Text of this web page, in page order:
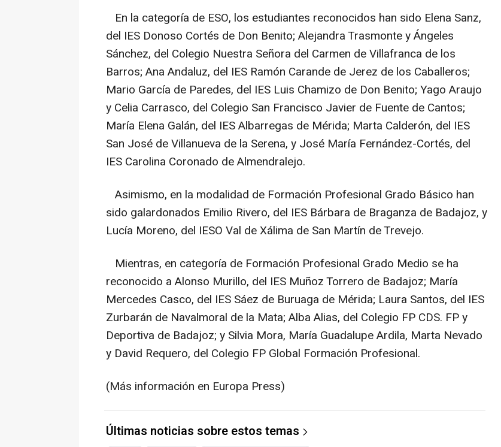
En la categoría de ESO, los estudiantes reconocidos han sido Elena Sanz,
del IES Donoso Cortés de Don Benito; Alejandra Trasmonte y Ángeles
Sánchez, del Colegio Nuestra Señora del Carmen de Villafranca de los
Barros; Ana Andaluz, del IES Ramón Carande de Jerez de los Caballeros;
Mario García de Paredes, del IES Luis Chamizo de Don Benito; Yago Araujo
y Celia Carrasco, del Colegio San Francisco Javier de Fuente de Cantos;
María Elena Galán, del IES Albarregas de Mérida; Marta Calderón, del IES
San José de Villanueva de la Serena, y José María Fernández-Cortés, del
IES Carolina Coronado de Almendralejo.
Asimismo, en la modalidad de Formación Profesional Grado Básico han
sido galardonados Emilio Rivero, del IES Bárbara de Braganza de Badajoz, y
Lucía Moreno, del IESO Val de Xálima de San Martín de Trevejo.
Mientras, en categoría de Formación Profesional Grado Medio se ha
reconocido a Alonso Murillo, del IES Muñoz Torrero de Badajoz; María
Mercedes Casco, del IES Sáez de Buruaga de Mérida; Laura Santos, del IES
Zurbarán de Navalmoral de la Mata; Alba Alias, del Colegio FP CDS. FP y
Deportiva de Badajoz; y Silvia Mora, María Guadalupe Ardila, Marta Nevado
y David Requero, del Colegio FP Global Formación Profesional.
(Más información en Europa Press)
Últimas noticias sobre estos temas